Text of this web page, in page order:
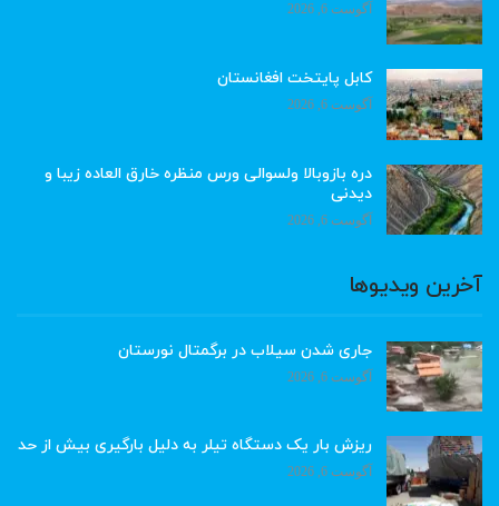
آگوست 6, 2026
کابل پایتخت افغانستان
آگوست 6, 2026
دره بازوبالا ولسوالی ورس منظره خارق العاده زیبا و
دیدنی
آگوست 6, 2026
آخرین ویدیوها
جاری شدن سیلاب در برگمتال نورستان
آگوست 6, 2026
ریزش بار یک دستگاه تیلر به دلیل بارگیری بیش از حد
آگوست 6, 2026